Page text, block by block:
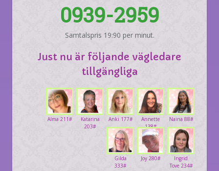
0939-2959
Samtalspris 19:90 per minut.
Just nu är följande vägledare
tillgängliga
Naina 88#
Annette
138#
Anki 177#
Katarina
203#
Alma 211#
Ingrid
Tove 234#
Joy 280#
Gilda
333#